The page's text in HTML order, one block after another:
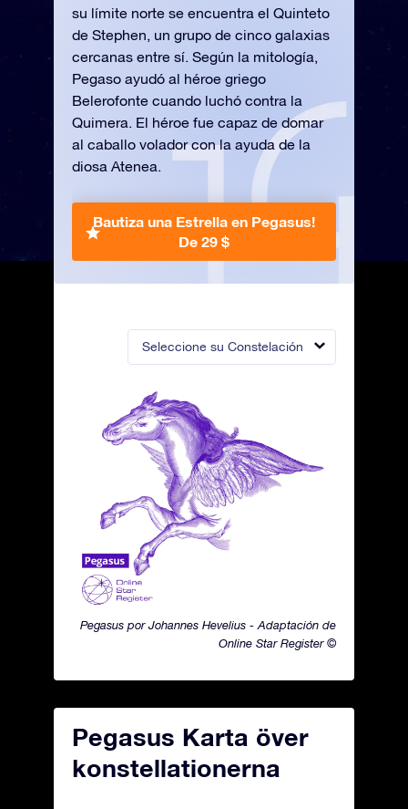
Seleccione su Constelación
Pegasus por Johannes Hevelius - Adaptación de
Online Star Register ©
su límite norte se encuentra el Quinteto
de Stephen, un grupo de cinco galaxias
cercanas entre sí. Según la mitología,
Pegaso ayudó al héroe griego
Belerofonte cuando luchó contra la
Quimera. El héroe fue capaz de domar
al caballo volador con la ayuda de la
diosa Atenea.
Bautiza una Estrella en Pegasus!
De 29 $
Pegasus Karta över
konstellationerna